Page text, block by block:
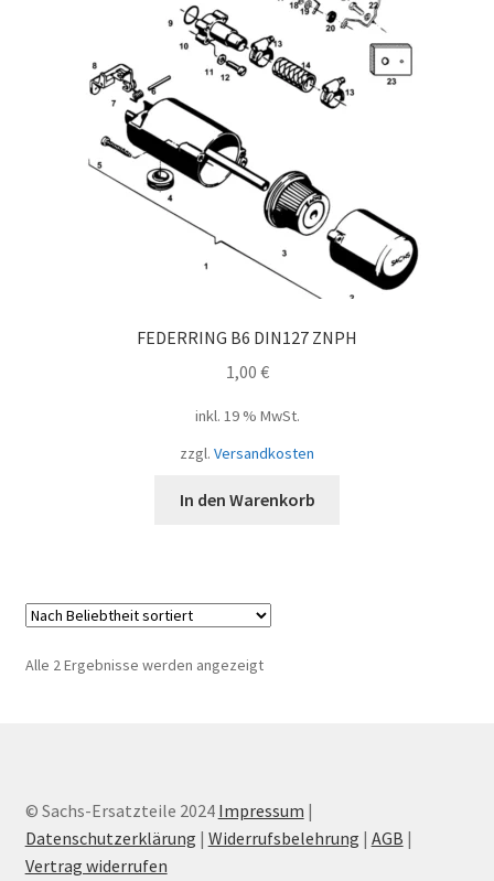
FEDERRING B6 DIN127 ZNPH
1,00 €
inkl. 19 % MwSt.
zzgl. Versandkosten
In den Warenkorb
Alle 2 Ergebnisse werden angezeigtNach
© Sachs-Ersatzteile 2024 Impressum |
Datenschutzerklärung | Widerrufsbelehrung | AGB |
Vertrag widerrufen